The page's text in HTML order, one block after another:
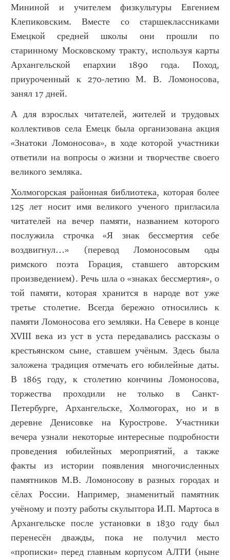
Мининой и учителем физкультуры Евгением
Клепиковским. Вместе со старшеклассниками
Емецкой средней школы они прошли по
старинному Московскому тракту, используя карты
Архангельской епархии 1890 года. Поход,
приуроченный к 270-летию М. В. Ломоносова,
занял 17 дней.
А для взрослых читателей, жителей и трудовых
коллективов села Емецк была организована акция
«Знатоки Ломоносова», в ходе которой участники
ответили на вопросы о жизни и творчестве своего
великого земляка.
Холмогорская районная библиотека, которая более
125 лет носит имя великого ученого пригласила
читателей на вечер памяти, названием которого
послужила строчка «Я знак бессмертия себе
воздвигнул…» (перевод Ломоносовым оды
римского поэта Горация, ставшего авторским
произведением). Речь шла о «знаках бессмертия», о
той памяти, которая хранится в народе вот уже
третье столетие. Всегда бережно относились к
памяти Ломоносова его земляки. На Севере в конце
XVIII века из уст в уста передавались рассказы о
крестьянском сыне, ставшем учёным. Здесь была
заложена традиция отмечать его юбилейные даты.
В 1865 году, к столетию кончины Ломоносова,
торжества проходили не только в Санкт-
Петербурге, Архангельске, Холмогорах, но и в
деревне Денисовке на Курострове. Участники
вечера узнали некоторые интересные подробности
проведения юбилейных мероприятий, а также
факты из истории появления многочисленных
памятников М.В. Ломоносову в разных городах и
сёлах России. Например, знаменитый памятник
учёному и поэту работы скульптора И.П. Мартоса в
Архангельске после установки в 1830 году был
перенесён дважды, пока не получил место
«прописки» перед главным корпусом АЛТИ (ныне